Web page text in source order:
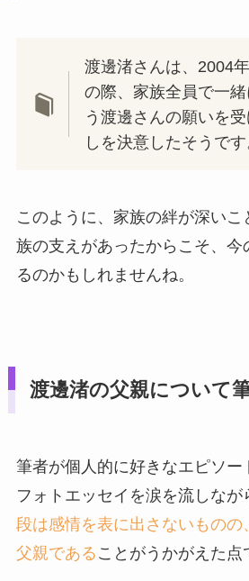
渡邊渚さんは、2004
の際、家族全員で一
う渡邊さんの願いを
しを決意したそうです
このように、家族の絆が深いこ
族の支えがあったからこそ、今
るのかもしれませんね。
渡邊渚の父親について
筆者が個人的に好きなエピソー
フォトエッセイを涙を流しなが
段は感情を表に出さないものの
父親である ことがうかがえた点